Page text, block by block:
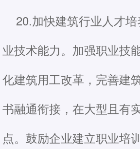
20.加快建筑行业人才
业技术能力。加强职业技
化建筑用工改革，完善建
书融通衔接，在大型且有
点。鼓励企业建立职业培